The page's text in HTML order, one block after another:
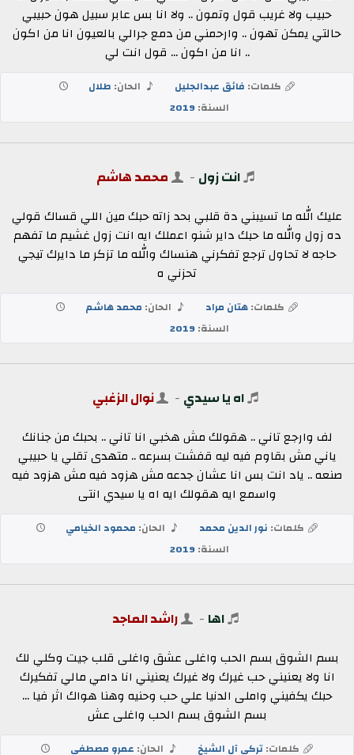
حبيب ولا غريب قول وتمون .. ولا انا بس عابر سبيل هون حبيبي
حالتي يمكن تهون .. وارحمني من دمع جرالي بالعيون انا من اكون
.. انا من اكون ... قول انت لي
كلمات: فائق عبدالجليل الحان: طلال
السنة:2019
انت زول - محمد هاشم
عليك الله ما تسيبني دة قلبي بحد زاته حبك مين اللي قساك قولي
ده زول والله ما حبك داير شنو اعملك ايه انت زول غشيم ما تفهم
حاجه لا تحاول ترجع تفكرني هنساك والله ما تزكر ما دايرك تيجي
تحزني ه
كلمات:هتان مراد الحان: محمد هاشم
السنة:2019
اه يا سيدي - نوال الزغبي
لف وارجع تاني .. هقولك مش هخبي انا تاني .. بحبك من جنانك
ياني مش بقاوم فيه ليه قفشت بسرعه .. متهدى تقلي يا حبيبي
صنعه .. ياد انت بس انا عشان جدعه مش هزود فيه مش هزود فيه
واسمع ايه هقولك ايه اه يا سيدي انتى
كلمات: نور الدين محمد الحان: محمود الخيامي
السنة:2019
اها - راشد الماجد
بسم الشوق بسم الحب واغلى عشق واغلى قلب جيت وكلي لك
انا ولا يعنيني حب غيرك ولا غيرك يعنيني انا دامي مالي تفكيرك
حبك يكفيني واملى الدنيا علي حب وحنيه وهنا هواك اثر فيا ...
بسم الشوق بسم الحب واغلى عش
كلمات:تركي آل الشيخ الحان: عمرو مصطفى